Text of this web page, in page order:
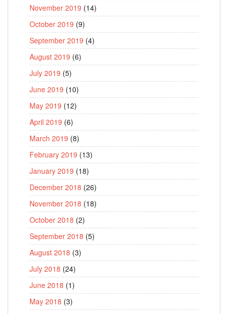
November 2019 (14)
October 2019 (9)
September 2019 (4)
August 2019 (6)
July 2019 (5)
June 2019 (10)
May 2019 (12)
April 2019 (6)
March 2019 (8)
February 2019 (13)
January 2019 (18)
December 2018 (26)
November 2018 (18)
October 2018 (2)
September 2018 (5)
August 2018 (3)
July 2018 (24)
June 2018 (1)
May 2018 (3)